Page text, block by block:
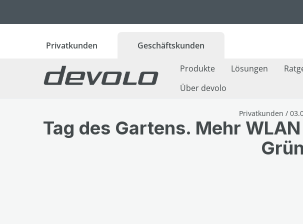
Privatkunden Geschäftskunden
Produkte Lösungen
Über devolo
Privatkunden /
Tag des Gartens. Mehr